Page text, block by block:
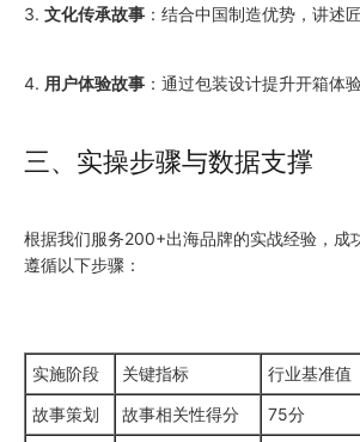
3. 文化传承故事 ：结合中国制造优势，讲述
4. 用户体验故事 ：通过包装设计提升开箱体
三、实操步骤与数据支撑
根据我们服务200+出海品牌的实战经验，成
遵循以下步骤：
实施阶段 关键指标 行业基准值
故事策划
故事相关性得分 75分